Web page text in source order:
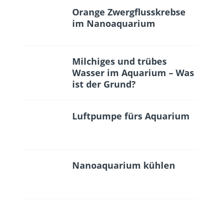
Orange Zwergflusskrebse
im Nanoaquarium
Milchiges und trübes
Wasser im Aquarium – Was
ist der Grund?
Luftpumpe fürs Aquarium
Nanoaquarium kühlen